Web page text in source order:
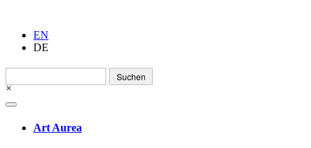
EN
DE
Suchen
nach:
×
Art Aurea